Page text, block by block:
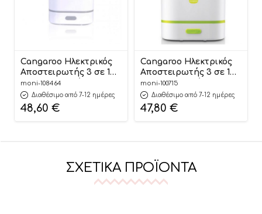
Cangaroo Ηλεκτρικός
Αποστειρωτής 3 σε 1
(Αποστειρωτής-
Ατμομάγειρας-
Θερμαντήρας) Bottle
Sterilizer Grey
moni-108464
Διαθέσιμο από 7-12 ημέρες
48,60 €
Cangaroo Ηλεκτρικός
Αποστειρωτής 3 σε 1
(Αποστειρωτής-
Ατμομάγειρας-
Θερμαντήρας) Bottle
Sterilizer Green
moni-100715
Διαθέσιμο από 7-12 ημέρες
47,80 €
ΣΧΕΤΙΚΆ ΠΡΟΪΌΝΤΑ